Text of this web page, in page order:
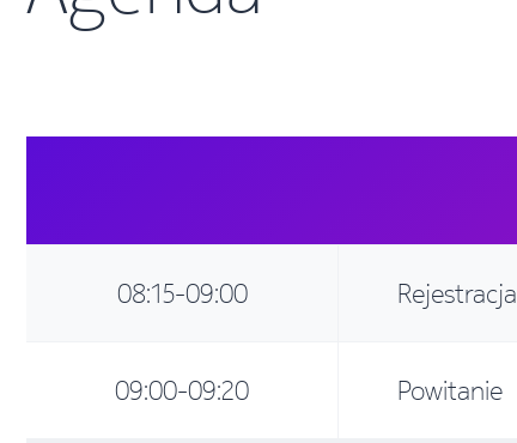
08:15-09:00 Rejestracja
09:00-09:20 Powitanie